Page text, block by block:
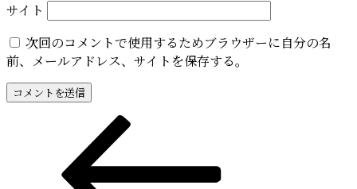
サイト
次回のコメントで使用するためブラウザーに自分の名
前、メールアドレス、サイトを保存する。